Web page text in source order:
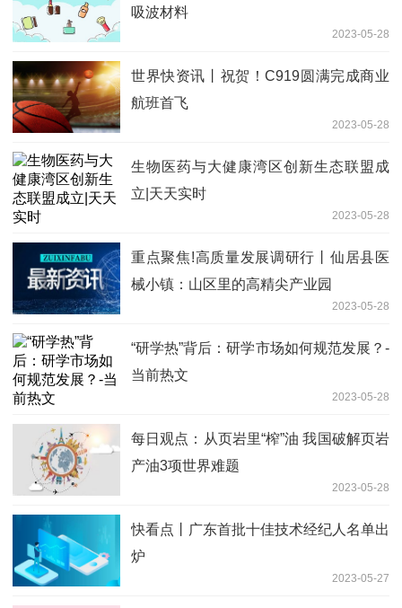
吸波材料
2023-05-28
世界快资讯丨祝贺！C919圆满完成商业
航班首飞
2023-05-28
生物医药与大健康湾区创新生态联盟成
立|天天实时
2023-05-28
重点聚焦!高质量发展调研行丨仙居县医
械小镇：山区里的高精尖产业园
2023-05-28
“研学热”背后：研学市场如何规范发展？-
当前热文
2023-05-28
每日观点：从页岩里“榨”油 我国破解页岩
产油3项世界难题
2023-05-28
快看点丨广东首批十佳技术经纪人名单出
炉
2023-05-27